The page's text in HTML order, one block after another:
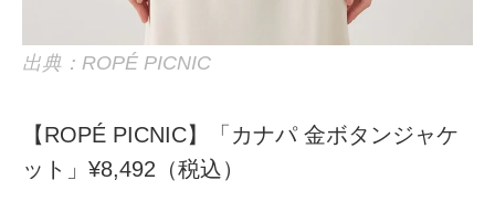
出典：ROPÉ PICNIC
【ROPÉ PICNIC】「カナパ 金ボタンジャケ
ット」¥8,492（税込）